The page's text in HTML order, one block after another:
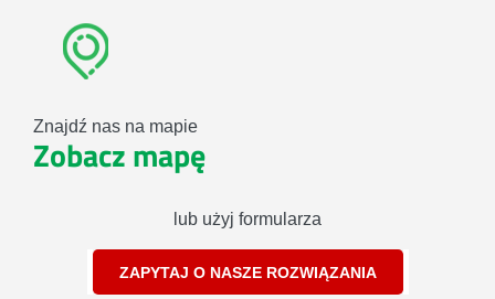
Znajdź nas na mapie
Zobacz mapę
lub użyj formularza
ZAPYTAJ O NASZE ROZWIĄZANIA